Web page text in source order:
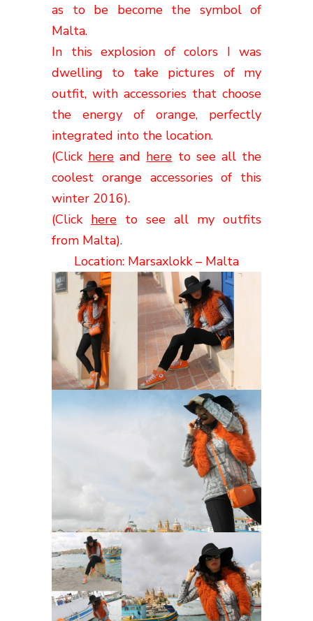
as to be become the symbol of
Malta.
In this explosion of colors I was
dwelling to take pictures of my
outfit, with accessories that choose
the energy of orange, perfectly
integrated into the location.
(Click here and here to see all the
coolest orange accessories of this
winter 2016).
(Click here to see all my outfits
from Malta).
Location: Marsaxlokk – Malta